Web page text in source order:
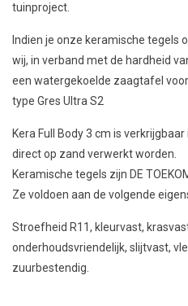
tuinproject.
Indien je onze keramische tegels
wij, in verband met de hardheid
een watergekoelde zaagtafel
type Gres Ultra S2
Kera Full Body 3 cm is
direct op zand verwerkt worden.
Keramische tegels zijn DE
Ze voldoen aan de volgende
Stroefheid R11, kleurvast,
onderhoudsvriendelijk, slijtvast,
zuurbestendig.